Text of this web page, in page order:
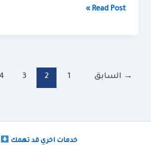
Read Post »
→ السابق 1
2
3
4
خدمات اخري قد تهمك